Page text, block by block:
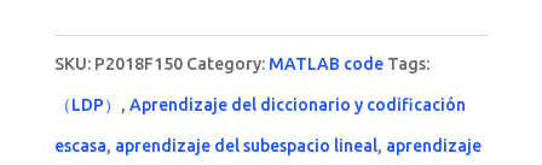
SKU: P2018F150 Category: MATLAB code Tags:
（LDP） , Aprendizaje del diccionario y codificación
escasa, aprendizaje del subespacio lineal, aprendizaje